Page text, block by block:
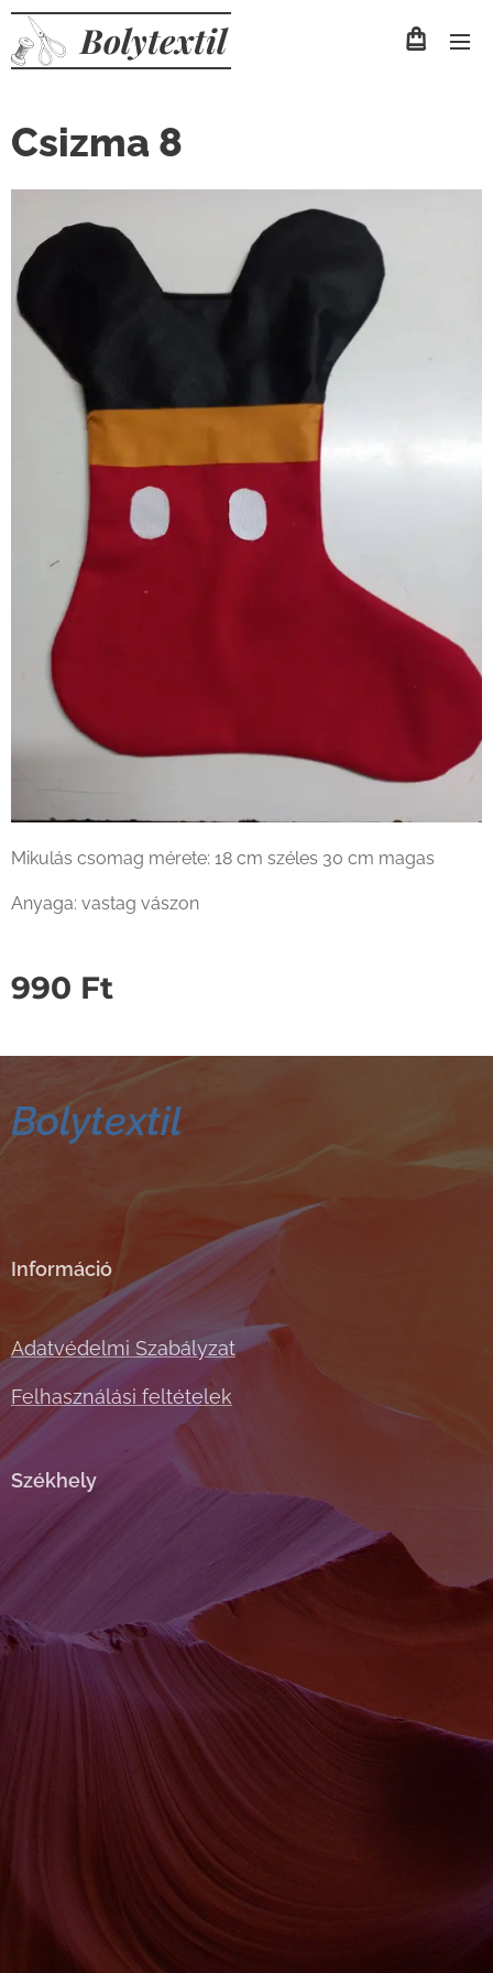
Bolytextil
Csizma 8
Mikulás csomag mérete: 18 cm széles 30 cm magas
Anyaga: vastag vászon
990 Ft
Bolytextil
Információ
Adatvédelmi Szabályzat
Felhasználási feltételek
Székhely